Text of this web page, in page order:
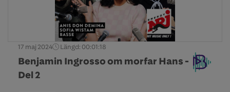
17 maj 2024 Längd: 00:01:18
Benjamin Ingrosso om morfar Hans -
Del 2